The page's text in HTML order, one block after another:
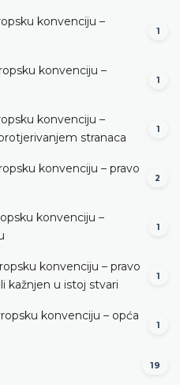
konvenciju –
1
konvenciju –
1
konvenciju –
stranaca
1
konvenciju – pravo
2
konvenciju –
1
konvenciju – pravo
kažnjen u istoj stvari
1
konvenciju – opća
1
19